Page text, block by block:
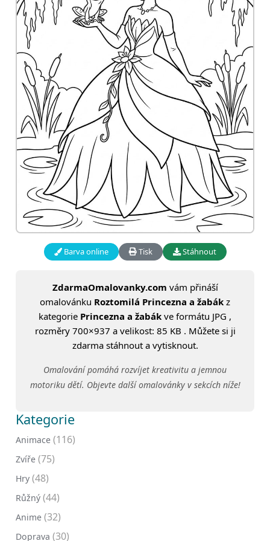
Barva online Tisk Stáhnout
ZdarmaOmalovanky.com vám přináší
omalovánku Roztomilá Princezna a žabák z
kategorie Princezna a žabák ve formátu JPG ,
rozměry 700×937 a velikost: 85 KB . Můžete si ji
zdarma stáhnout a vytisknout.
Omalování pomáhá rozvíjet kreativitu a jemnou
motoriku dětí. Objevte další omalovánky v sekcích níže!
Kategorie
Animace (116)
Zvíře (75)
Hry (48)
Růžný (44)
Anime (32)
Doprava (30)